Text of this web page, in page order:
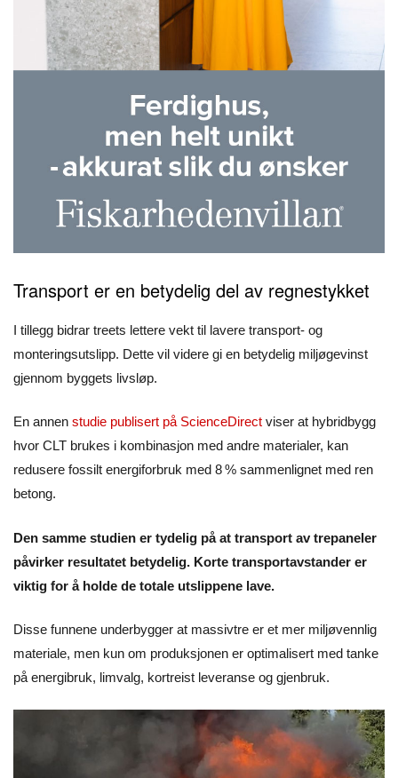
Transport er en betydelig del av regnestykket
I tillegg bidrar treets lettere vekt til lavere transport- og
monteringsutslipp. Dette vil videre gi en betydelig miljøgevinst
gjennom byggets livsløp.
En annen studie publisert på ScienceDirect viser at hybridbygg
hvor CLT brukes i kombinasjon med andre materialer, kan
redusere fossilt energiforbruk med 8 % sammenlignet med ren
betong.
Den samme studien er tydelig på at transport av trepaneler
påvirker resultatet betydelig. Korte transportavstander er
viktig for å holde de totale utslippene lave.
Disse funnene underbygger at massivtre er et mer miljøvennlig
materiale, men kun om produksjonen er optimalisert med tanke
på energibruk, limvalg, kortreist leveranse og gjenbruk.